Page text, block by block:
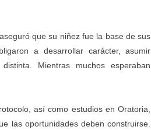
que su niñez fue la base de sus
a desarrollar carácter, asumir
Mientras muchos esperaban
así como estudios en Oratoria,
las oportunidades deben construirse.